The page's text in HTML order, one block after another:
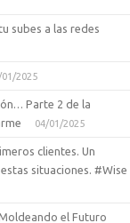
subes a las redes
01/2025
Parte 2 de la
04/01/2025
clientes. Un
situaciones. #Wise
el Futuro